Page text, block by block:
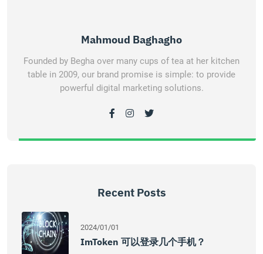
Mahmoud Baghagho
Founded by Begha over many cups of tea at her kitchen
table in 2009, our brand promise is simple: to provide
powerful digital marketing solutions.
Recent Posts
2024/01/01
ImToken 可以登录几个手机？